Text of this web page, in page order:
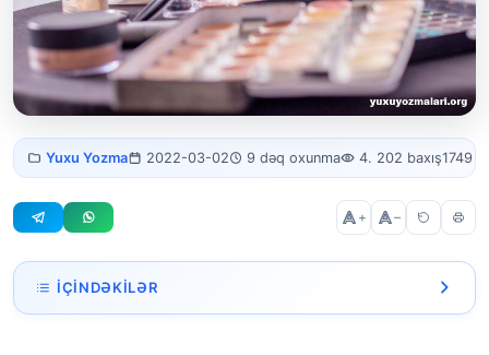
Yuxuda makiyaj
etmək
Yuxu Yozma 2022-03-02 9 dəq oxunma 4. 202 baxış1749
+ –
İÇINDƏKILƏR